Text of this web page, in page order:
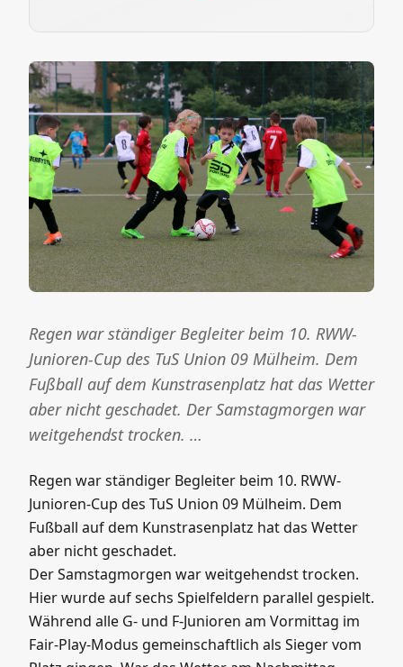
Junioren-Cup des TuS Union 09 Mülheim. Dem
Fußball auf dem Kunstrasenplatz hat das Wetter
aber nicht geschadet. Der Samstagmorgen war
weitgehendst trocken. …
Regen war ständiger Begleiter beim 10. RWW-
Junioren-Cup des TuS Union 09 Mülheim. Dem
Fußball auf dem Kunstrasenplatz hat das Wetter